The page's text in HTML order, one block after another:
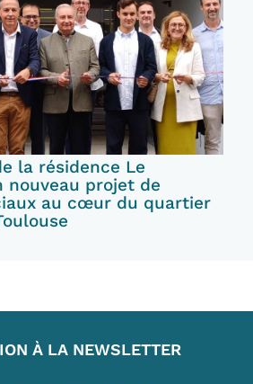
la résidence Le
nouveau projet de
au cœur du quartier
À LA NEWSLETTER